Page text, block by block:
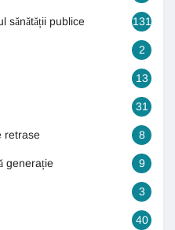
sănătății publice 131
2
13
31
retrase 8
generație 9
3
40